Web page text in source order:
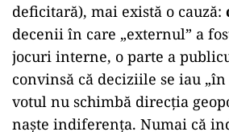
deficitară), mai există o cauză:
decenii în care „externul” a
jocuri interne, o parte a
convinsă că deciziile se iau
votul nu schimbă direcția
naște indiferența. Numai că